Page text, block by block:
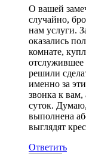
О вашей
случайно,
нам услуги.
оказались
комнате,
отслужившее
решили
именно за
звонка к
суток.
выполнена
выглядят
Ответить